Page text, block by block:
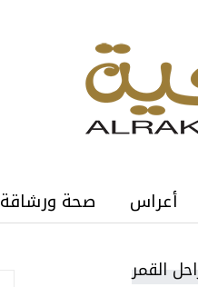
أعراس صحة ورشاقة